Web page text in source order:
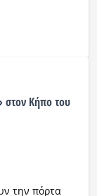
στον Κήπο του
την πόρτα